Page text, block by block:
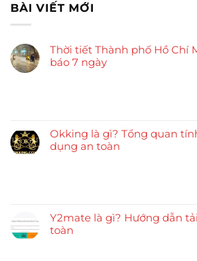
BÀI VIẾT MỚI
Thời tiết Thành phố Hồ Chí
báo 7 ngày
Okking là gì? Tổng quan
dụng an toàn
Y2mate là gì? Hướng dẫn
toàn